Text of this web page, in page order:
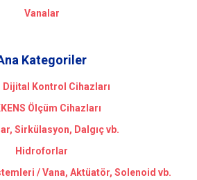
Vanalar
Kategoriler
Dijital Kontrol Cihazları
Ölçüm Cihazları
Sirkülasyon, Dalgıç vb.
Hidroforlar
/ Vana, Aktüatör, Solenoid vb.